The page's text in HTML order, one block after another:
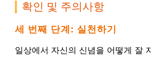
확인 및 주의사항
세 번째 단계: 실천하기
일상에서 자신의 신념을 어떻게 잘